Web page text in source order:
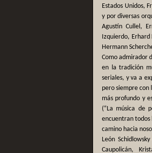
Estados Unidos,
y por diversas
Agustín Cullel,
Izquierdo, Erhard
Hermann
Como admirador
en la tradición
seriales, y va a
pero siempre con
más profundo y
(“La música de
encuentran todos
camino hacia
León
Caupolicán,